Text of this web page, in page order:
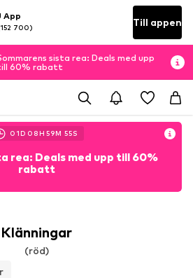
App
700) Till appen
sista rea: Deals med upp
60% rabatt
01D 08H 59M 54S
rea: Deals med upp till 60%
rabatt
Klänningar
(röd)